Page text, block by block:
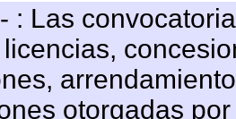
: Las
otorgadas